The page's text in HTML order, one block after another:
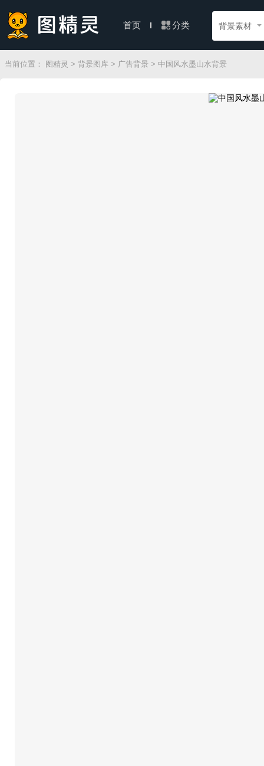
首页 分类 背景素材
当前位置： 图精灵 > 背景图库 > 广告背景 > 中国风水墨山水背景